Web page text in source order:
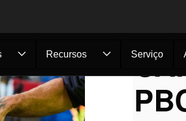
Recursos Serviço